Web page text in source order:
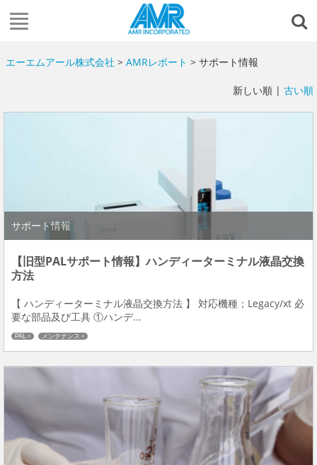
エーエムアール株式会社 > AMRレポート > サポート情報
新しい順 | 古い順
サポート情報
【旧型PALサポート情報】ハンディーターミナル液晶交換
方法
【 ハンディーターミナル液晶交換方法 】 対応機種；Legacy/xt 必
要な部品及び工具 ①ハンデ...
PAL メンテナンス